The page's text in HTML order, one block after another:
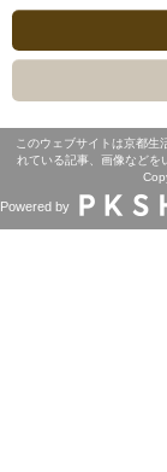
このウェブサイトは京都生
れている記事、画像などを
Powered by